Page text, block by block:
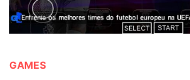
GAMES